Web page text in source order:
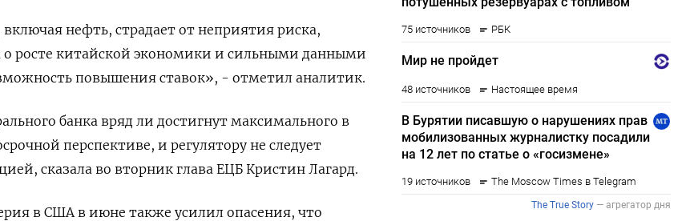
нефть, страдает от неприятия риска,
о росте китайской экономики и сильными данными
повышения ставок», - отметил аналитик.
банка вряд ли достигнут максимального в
перспективе, и регулятору не следует
сказала во вторник глава ЕЦБ Кристин Лагард.
в США в июне также усилил опасения, что